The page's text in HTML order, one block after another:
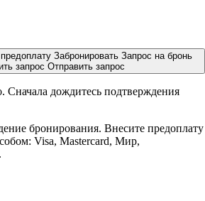
Забронировать Запрос на бронь
запрос Отправить запрос
Сначала дождитесь подтверждения
бронирования. Внесите предоплату
Visa, Mastercard, Мир,